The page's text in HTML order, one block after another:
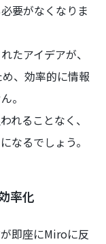
要がなくなりま
たアイデアが、
、効率的に情報
。
れることなく、
なるでしょう。
率化
即座にMiroに反